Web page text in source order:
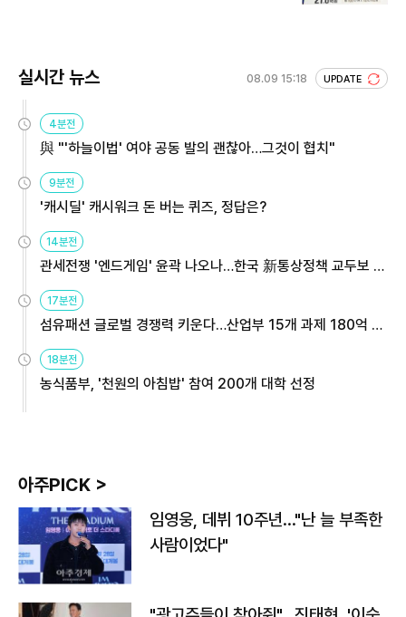
실시간 뉴스 08.09 15:18 UPDATE
4분전
與 "'하늘이법' 여야 공동 발의 괜찮아…그것이 협치"
9분전
'캐시딜' 캐시워크 돈 버는 퀴즈, 정답은?
14분전
관세전쟁 '엔드게임' 윤곽 나오나…한국 新통상정책 교두보 활
17분전
섬유패션 글로벌 경쟁력 키운다…산업부 15개 과제 180억 지
18분전
농식품부, '천원의 아침밥' 참여 200개 대학 선정
아주PICK >
임영웅, 데뷔 10주년…"난 늘 부족한
사람이었다"